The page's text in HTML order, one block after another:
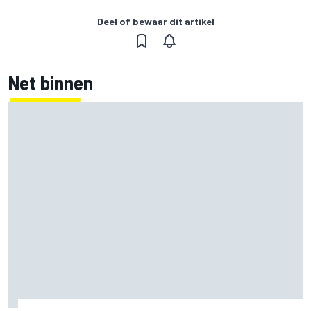
Deel of bewaar dit artikel
Net binnen